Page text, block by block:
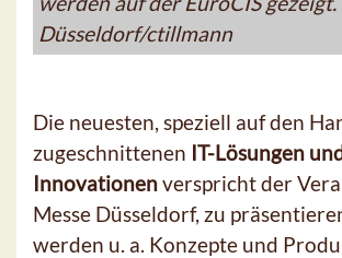
Düsseldorf/ctillmann
Die neuesten, speziell auf den
zugeschnittenen IT-Lösungen
Innovationenverspricht der
Messe Düsseldorf, zu
werden u. a. Konzepte und